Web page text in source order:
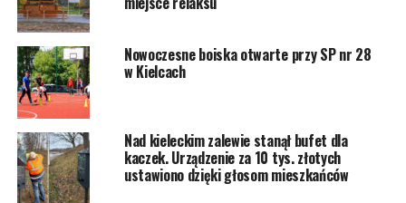
Nowoczesne boiska otwarte przy SP nr 28
w Kielcach
Nad kieleckim zalewie stanął bufet dla
kaczek. Urządzenie za 10 tys. złotych
ustawiono dzięki głosom mieszkańców